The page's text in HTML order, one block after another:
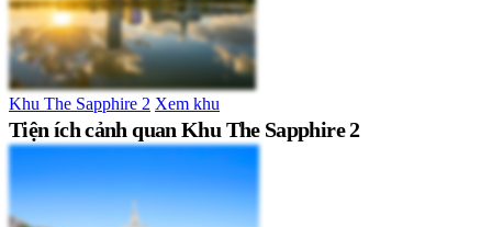
Khu The Sapphire 2 Xem khu
Tiện ích cảnh quan Khu The Sapphire 2